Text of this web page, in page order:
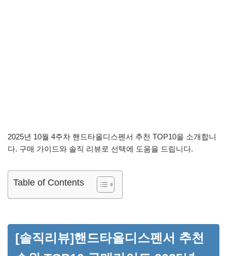
2025년 10월 4주차 핸드타올디스펜서 추천 TOP10을 소개합니
다. 구매 가이드와 솔직 리뷰로 선택에 도움을 드립니다.
Table of Contents
[솔직리뷰]핸드타올디스펜서 추천